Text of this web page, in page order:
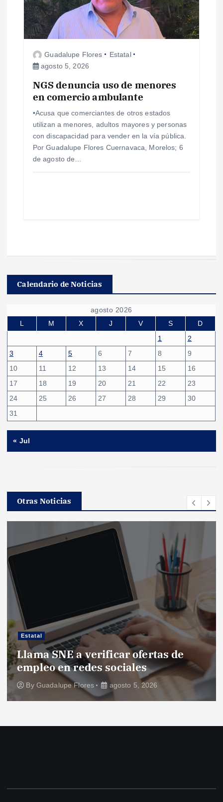
Guadalupe Flores
Estatal
agosto 5, 2026
NGS denuncia uso de menores
en comercio ambulante
•Acusa que comerciantes de otros estados
utilizan a menores, adultos mayores y personas
con discapacidad para vender en la vía pública.
Por Guadalupe Flores Cuernavaca, Morelos; 6
de agosto de…
Calendario de Noticias
agosto 2026
L
M X J V S
D
1
2
3
4 5 6 7 8
9
10
11 12 13 14 15
16
17
18 19 20 21 22
23
24
25 26 27 28 29
30
31
« Jul
Otras Noticias
Estatal
Llama SNE a verificar ofertas de
empleo en redes sociales
By Guadalupe Flores agosto 5, 2026